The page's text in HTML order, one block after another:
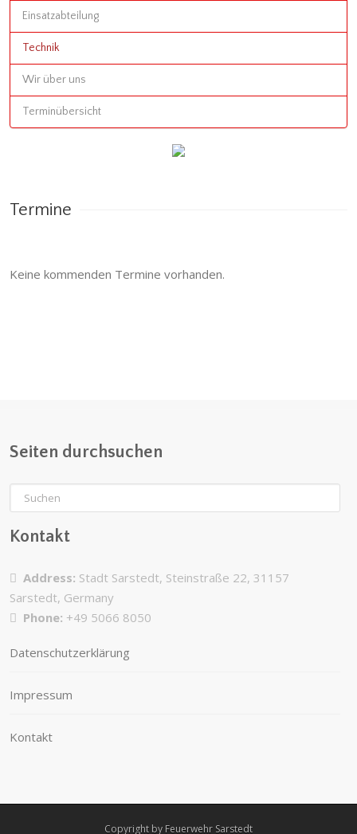
Einsatzabteilung
Technik
Wir über uns
Terminübersicht
Termine
Keine kommenden Termine vorhanden.
Seiten durchsuchen
Kontakt
Address: Stadt Sarstedt, Steinstraße 22, 31157
Sarstedt, Germany
Phone: +49 5066 8050
Datenschutzerklärung
Impressum
Kontakt
Copyright by Feuerwehr Sarstedt